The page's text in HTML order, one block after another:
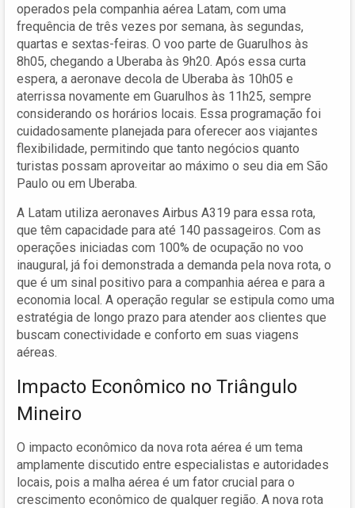
operados pela companhia aérea Latam, com uma
frequência de três vezes por semana, às segundas,
quartas e sextas-feiras. O voo parte de Guarulhos às
8h05, chegando a Uberaba às 9h20. Após essa curta
espera, a aeronave decola de Uberaba às 10h05 e
aterrissa novamente em Guarulhos às 11h25, sempre
considerando os horários locais. Essa programação foi
cuidadosamente planejada para oferecer aos viajantes
flexibilidade, permitindo que tanto negócios quanto
turistas possam aproveitar ao máximo o seu dia em São
Paulo ou em Uberaba.
A Latam utiliza aeronaves Airbus A319 para essa rota,
que têm capacidade para até 140 passageiros. Com as
operações iniciadas com 100% de ocupação no voo
inaugural, já foi demonstrada a demanda pela nova rota, o
que é um sinal positivo para a companhia aérea e para a
economia local. A operação regular se estipula como uma
estratégia de longo prazo para atender aos clientes que
buscam conectividade e conforto em suas viagens
aéreas.
Impacto Econômico no Triângulo
Mineiro
O impacto econômico da nova rota aérea é um tema
amplamente discutido entre especialistas e autoridades
locais, pois a malha aérea é um fator crucial para o
crescimento econômico de qualquer região. A nova rota